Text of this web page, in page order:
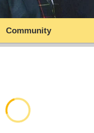
Community